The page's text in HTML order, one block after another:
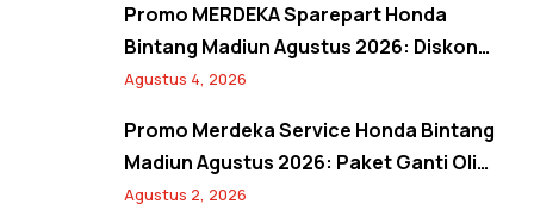
Promo MERDEKA Sparepart Honda
Bintang Madiun Agustus 2026: Diskon
Ban & Aki Orisinal 10% Plus Gratis
Agustus 4, 2026
Promo Merdeka Service Honda Bintang
Madiun Agustus 2026: Paket Ganti Oli
Hemat, Servis AC Sejuk, dan Bebas Antre
Agustus 2, 2026